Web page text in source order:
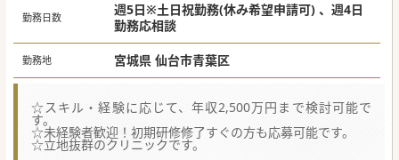
勤務日数
週5日※土日祝勤務(休み希望申請可) 、週4日
勤務応相談
勤務地 宮城県 仙台市青葉区
☆スキル・経験に応じて、年収2,500万円まで検討可能で
す。
☆未経験者歓迎！初期研修修了すぐの方も応募可能です。
☆立地抜群のクリニックです。